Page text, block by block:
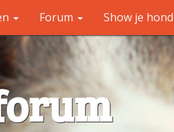
Forum Show je hond